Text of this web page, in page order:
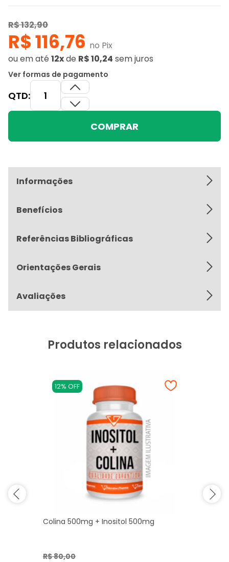
R$ 132,90
R$ 116,76 no Pix
ouem até 12xde R$ 10,24 sem juros
Ver formas de pagamento
QTD:
COMPRAR
Informações
Benefícios
Referências Bibliográficas
Orientações Gerais
Avaliações
Produtos relacionados
12% OFF
Colina 500mg + Inositol 500mg
R$ 80,00